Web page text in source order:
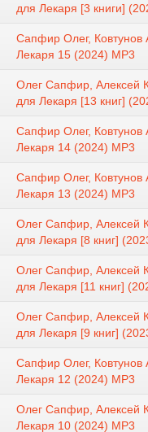
для Лекаря [3 книги]
Сапфир Олег,
Лекаря 15 (2024) MP3
Олег Сапфир, Алексей
для Лекаря [13 книг]
Сапфир Олег,
Лекаря 14 (2024) MP3
Сапфир Олег,
Лекаря 13 (2024) MP3
Олег Сапфир, Алексей
для Лекаря [8 книг]
Олег Сапфир, Алексей
для Лекаря [11 книг]
Олег Сапфир, Алексей
для Лекаря [9 книг]
Сапфир Олег,
Лекаря 12 (2024) MP3
Олег Сапфир, Алексей
Лекаря 10 (2024) MP3